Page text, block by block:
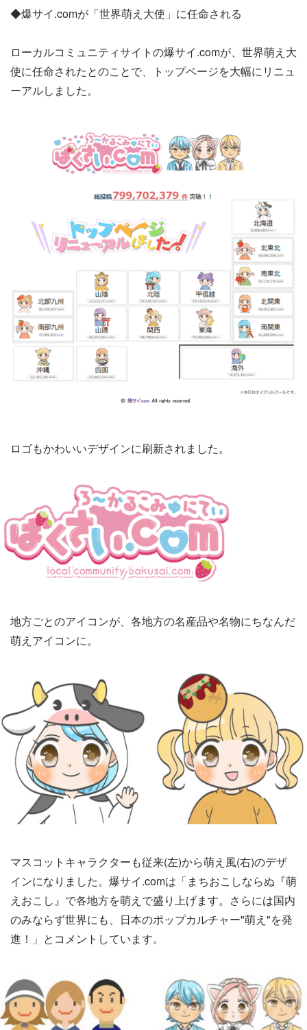
◆爆サイ.comが「世界萌え大使」に任命される
ローカルコミュニティサイトの爆サイ.comが、世界萌え大
使に任命されたとのことで、トップページを大幅にリニュ
ーアルしました。
ロゴもかわいいデザインに刷新されました。
地方ごとのアイコンが、各地方の名産品や名物にちなんだ
萌えアイコンに。
マスコットキャラクターも従来(左)から萌え風(右)のデザ
インになりました。爆サイ.comは「まちおこしならぬ『萌
えおこし』で各地方を萌えで盛り上げます。さらには国内
のみならず世界にも、日本のポップカルチャー"萌え"を発
進！」とコメントしています。